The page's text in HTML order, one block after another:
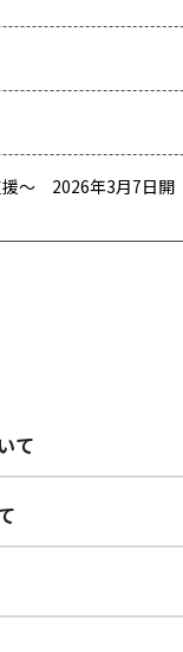
援～ 2026年3月7日開
て